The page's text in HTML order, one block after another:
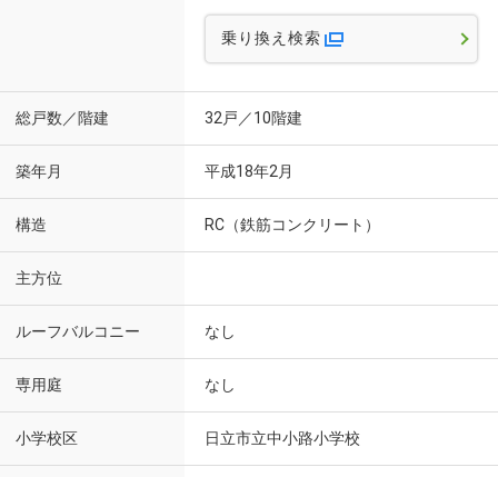
乗り換え検索
総戸数／階建 32戸／10階建
築年月 平成18年2月
構造 RC（鉄筋コンクリート）
主方位
ルーフバルコニー なし
専用庭 なし
小学校区 日立市立中小路小学校